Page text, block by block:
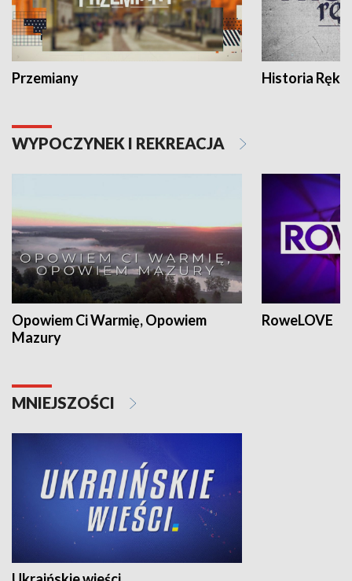
Przemiany Historia Ręką
WYPOCZYNEK I REKREACJA
Opowiem Ci Warmię, Opowiem
Mazury
RoweLOVE
MNIEJSZOŚCI